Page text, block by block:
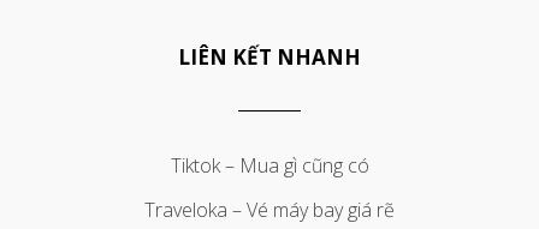
LIÊN KẾT NHANH
Tiktok – Mua gì cũng có
Traveloka – Vé máy bay giá rẽ